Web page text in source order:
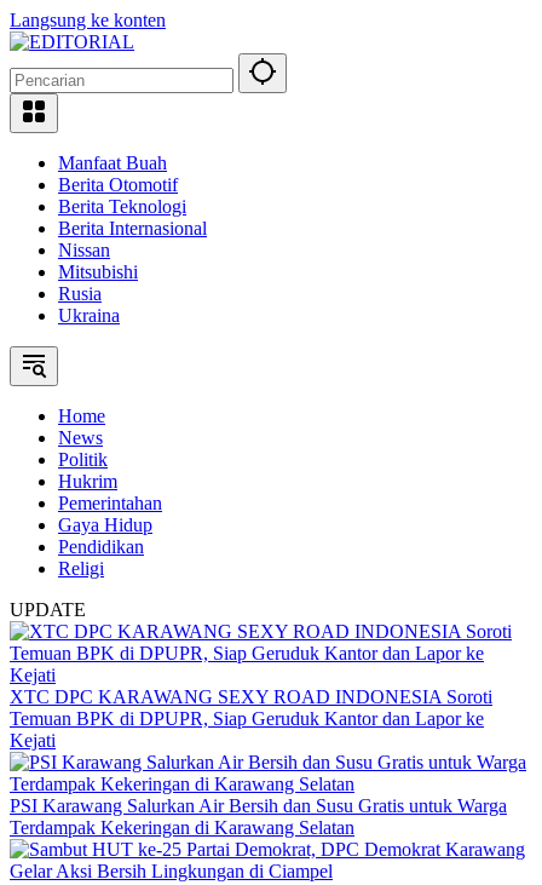
Langsung ke konten
Manfaat Buah
Berita Otomotif
Berita Teknologi
Berita Internasional
Nissan
Mitsubishi
Rusia
Ukraina
Home
News
Politik
Hukrim
Pemerintahan
Gaya Hidup
Pendidikan
Religi
UPDATE
XTC DPC KARAWANG SEXY ROAD INDONESIA Soroti
Temuan BPK di DPUPR, Siap Geruduk Kantor dan Lapor ke
Kejati
PSI Karawang Salurkan Air Bersih dan Susu Gratis untuk Warga
Terdampak Kekeringan di Karawang Selatan